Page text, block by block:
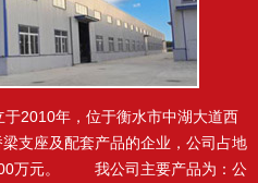
制品型遇水膨胀止水条
2010年，位于衡水市中湖大道西
支座及配套产品的企业，公司占地
万元。 我公司主要产品为：公